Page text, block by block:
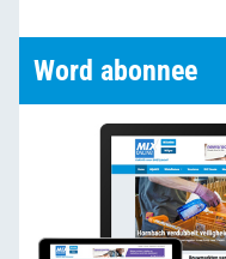
Word abonnee